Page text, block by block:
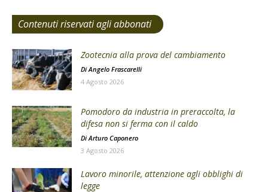
Contenuti riservati agli abbonati
Zootecnia alla prova del cambiamento
DiAngelo Frascarelli
4 Agosto 2026
Pomodoro da industria in preraccolta, la
difesa non si ferma con il caldo
Di Arturo Caponero
3 Agosto 2026
Lavoro minorile, attenzione agli obblighi di
legge